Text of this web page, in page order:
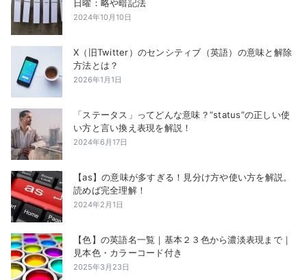
日曜：略や暗記法
2024年10月10日
X（旧Twitter）のセンシティブ（英語）の意味と解除
方法とは？
2026年1月1日
「ステータス」ってどんな意味？”status”の正しい使
い方と言い換え表現を解説！
2024年6月17日
【as】の意味が多すぎる！見分け方や使い方を解説。
読めば完全理解！
2024年2月1日
【色】の英語名一覧｜基本２３色から濃淡表現まで｜
見本色・カラーコード付き
2025年3月23日